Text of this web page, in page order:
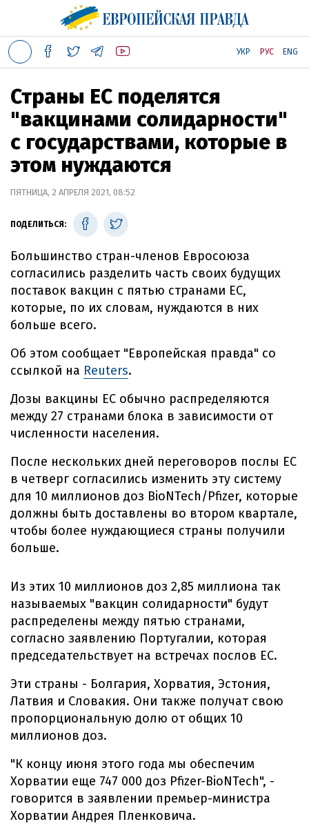
УКР РУС ENG
Страны ЕС поделятся
"вакцинами солидарности"
с государствами, которые в
этом нуждаются
ПЯТНИЦА, 2 АПРЕЛЯ 2021, 08:52
ПОДЕЛИТЬСЯ:
Большинство стран-членов Евросоюза
согласились разделить часть своих будущих
поставок вакцин с пятью странами ЕС,
которые, по их словам, нуждаются в них
больше всего.
Об этом сообщает "Европейская правда" со
ссылкой на Reuters.
Дозы вакцины ЕС обычно распределяются
между 27 странами блока в зависимости от
численности населения.
После нескольких дней переговоров послы ЕС
в четверг согласились изменить эту систему
для 10 миллионов доз BioNTech/Pfizer, которые
должны быть доставлены во втором квартале,
чтобы более нуждающиеся страны получили
больше.
Из этих 10 миллионов доз 2,85 миллиона так
называемых "вакцин солидарности" будут
распределены между пятью странами,
согласно заявлению Португалии, которая
председательствует на встречах послов ЕС.
Эти страны - Болгария, Хорватия, Эстония,
Латвия и Словакия. Они также получат свою
пропорциональную долю от общих 10
миллионов доз.
"К концу июня этого года мы обеспечим
Хорватии еще 747 000 доз Pfizer-BioNTech", -
говорится в заявлении премьер-министра
Хорватии Андрея Пленковича.